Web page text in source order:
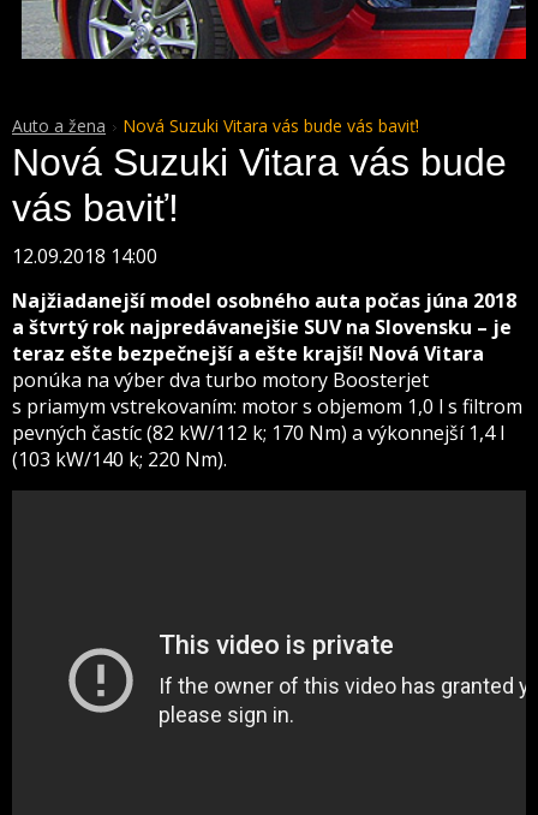
Auto a žena Nová Suzuki Vitara vás bude vás baviť!
Nová Suzuki Vitara vás bude
vás baviť!
12.09.2018 14:00
Najžiadanejší model osobného auta počas júna 2018
a štvrtý rok najpredávanejšie SUV na Slovensku – je
teraz ešte bezpečnejší a ešte krajší! Nová Vitara
ponúka na výber dva turbo motory Boosterjet
s priamym vstrekovaním: motor s objemom 1,0 l s filtrom
pevných častíc (82 kW/112 k; 170 Nm) a výkonnejší 1,4 l
(103 kW/140 k; 220 Nm).